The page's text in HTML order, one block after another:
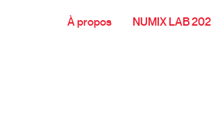
À propos NUMIX LAB